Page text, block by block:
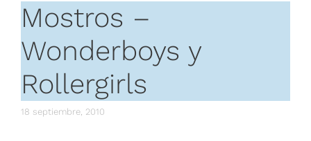
Mostros –
Wonderboys y
Rollergirls
18 septiembre, 2010